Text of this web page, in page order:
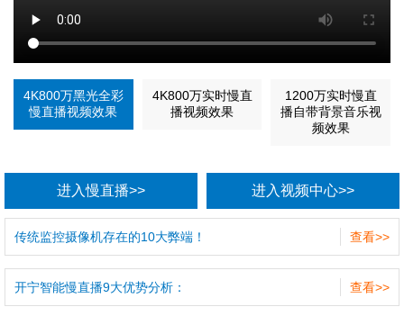
4K800万黑光全彩
慢直播视频效果
4K800万实时慢直
播视频效果
1200万实时慢直
播自带背景音乐视
频效果
进入慢直播>> 进入视频中心>>
查看>>
传统监控摄像机存在的10大弊端！
查看>>
开宁智能慢直播9大优势分析：